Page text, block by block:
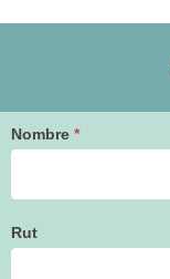
Hora
Nombre *
Rut